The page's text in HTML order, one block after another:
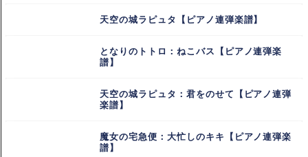
天空の城ラピュタ【ピアノ連弾楽譜】
となりのトトロ：ねこバス【ピアノ連弾楽
譜】
天空の城ラピュタ：君をのせて【ピアノ連弾
楽譜】
魔女の宅急便：大忙しのキキ【ピアノ連弾楽
譜】